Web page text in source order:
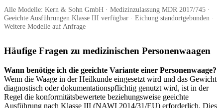
Alle Modelle: Kern & Sohn GmbH · Medizinzulassung MDR 2017/745 ·
Geeichte Ausführungen Klasse III verfügbar · Eichung standortgebunden ·
Weitere Modelle auf Anfrage
Häufige Fragen zu medizinischen Personenwaagen
Wann benötige ich die geeichte Variante einer Personenwaage?
Wenn die Waage in der Heilkunde eingesetzt wird und das Gewicht
diagnostisch oder dokumentationspflichtig genutzt wird, ist in der
Regel die konformitätsbewertete beziehungsweise geeichte
Ausführung nach Klasse III (NAWI 2014/31/EU) erforderlich. Dies